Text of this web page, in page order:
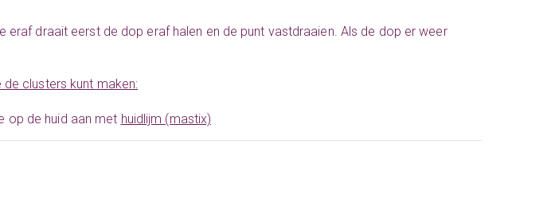
eraf draait eerst de dop eraf halen en de punt vastdraaien. Als de dop er weer
clusters kunt maken:
op de huid aan met huidlijm (mastix)